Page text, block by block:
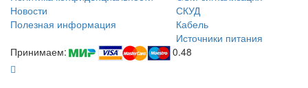
Новости
СКУД
Полезная информация
Кабель
Источники питания
Принимаем:
0.48